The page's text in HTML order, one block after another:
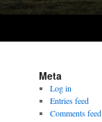
Meta
Log in
Entries feed
Comments feed